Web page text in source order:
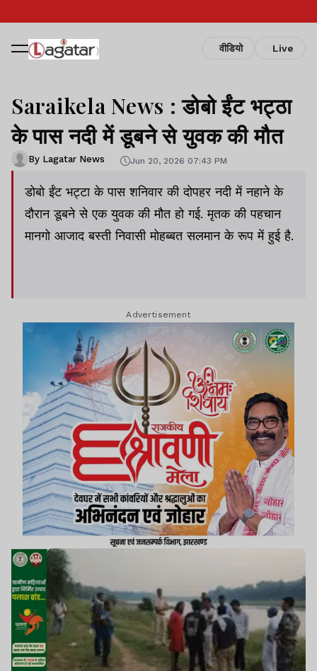
वीडियो Live
Saraikela News : डोबो ईंट भट्ठा
के पास नदी में डूबने से युवक की मौत
By Lagatar News Jun 20, 2026 07:43 PM
डोबो ईंट भट्टा के पास शनिवार की दोपहर नदी में नहाने के
दौरान डूबने से एक युवक की मौत हो गई. मृतक की पहचान
मानगो आजाद बस्ती निवासी मोहब्बत सलमान के रूप में हुई है.
Advertisement